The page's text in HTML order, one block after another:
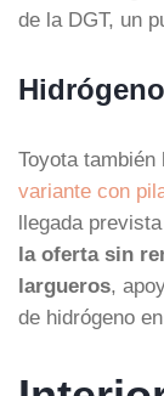
de la DGT, un
Toyota
variante con
llegada
la oferta sin
largueros,
de hidrógeno